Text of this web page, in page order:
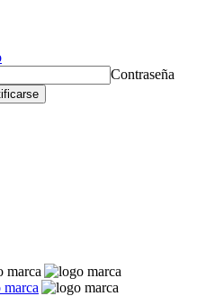
Contraseña